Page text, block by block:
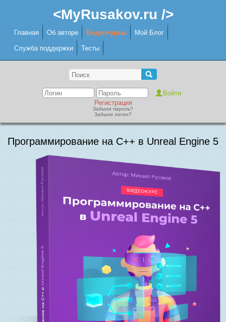
<MyRusakov.ru />
Главная Об авторе Видеокурсы Мой Блог
Служба поддержки Тесты
Регистрация
Забыли пароль?
Забыли логин?
Программирование на C++ в Unreal Engine 5